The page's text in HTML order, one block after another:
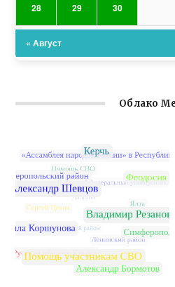
28 29 30
« Август
Облако